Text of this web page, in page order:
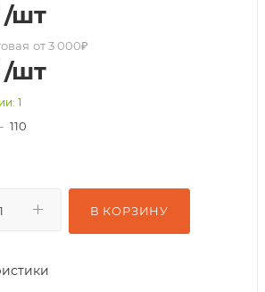
/шт
от 3 000₽
/шт
1
110
В КОРЗИНУ